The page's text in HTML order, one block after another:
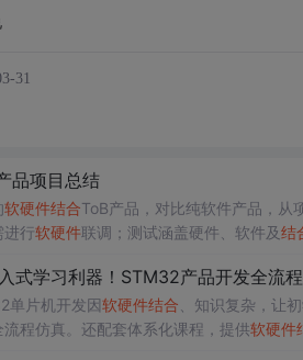
31
品项目总结
软硬件结合ToB产品，对比纯软件产品，从
进行软硬件联调；测试涵盖硬件、软件及结
式学习利器！STM32产品开发全流
单片机开发因软硬件结合 、知识复杂，让
程仿真。还配套体系化课程，提供软硬件